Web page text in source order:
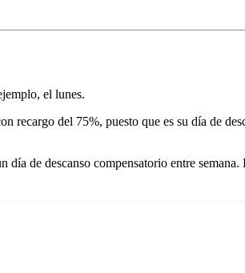
el lunes.
recargo del 75%, puesto que es su día de
de descanso compensatorio entre